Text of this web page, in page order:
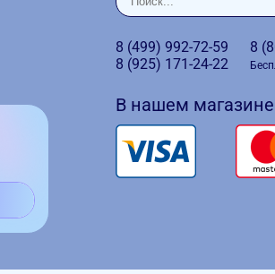
8 (499) 992-72-59
8 (925) 171-24-22
8
В нашем